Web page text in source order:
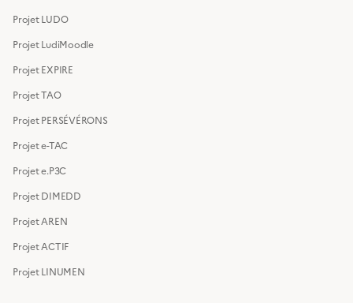
Projet LUDO
Projet LudiMoodle
Projet EXPIRE
Projet TAO
Projet PERSÉVÉRONS
Projet e-TAC
Projet e.P3C
Projet DIMEDD
Projet AREN
Projet ACTIF
Projet LINUMEN